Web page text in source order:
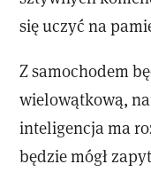
się uczyć na
Z samochodem
wielowątkową,
inteligencja ma
będzie mógł